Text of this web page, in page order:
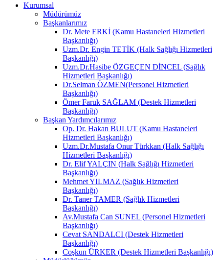
Kurumsal
Müdürümüz
Başkanlarımız
Dr. Mete ERKİ (Kamu Hastaneleri Hizmetleri
Başkanlığı)
Uzm.Dr. Engin TETİK (Halk Sağlığı Hizmetleri
Başkanlığı)
Uzm.Dr.Hasibe ÖZGEÇEN DİNCEL (Sağlık
Hizmetleri Başkanlığı)
Dr.Selman ÖZMEN(Personel Hizmetleri
Başkanlığı)
Ömer Faruk SAĞLAM (Destek Hizmetleri
Başkanlığı)
Başkan Yardımcılarımız
Op. Dr. Hakan BULUT (Kamu Hastaneleri
Hizmetleri Başkanlığı)
Uzm.Dr.Mustafa Onur Türkkan (Halk Sağlığı
Hizmetleri Başkanlığı)
Dr. Elif YALÇIN (Halk Sağlığı Hizmetleri
Başkanlığı)
Mehmet YILMAZ (Sağlık Hizmetleri
Başkanlığı)
Dr. Taner TAMER (Sağlık Hizmetleri
Başkanlığı)
Av.Mustafa Can SUNEL (Personel Hizmetleri
Başkanlığı)
Cevat SANDALCI (Destek Hizmetleri
Başkanlığı)
Coşkun ÜRKER (Destek Hizmetleri Başkanlığı)